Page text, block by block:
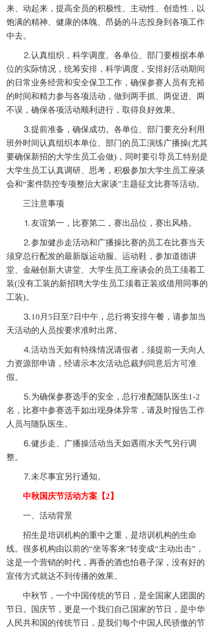
来、动起来，提高全员的积极性、主动性、创造性，以
饱满的精神、健康的体魄、昂扬的斗志投身到各项工作
中去。
⒉认真组织，科学调度。各单位、部门要根据本单
位的实际情况，统筹安排，科学调度，安排好活动期间
的日常业务经营和安全保卫工作，确保参赛人员有充裕
的时间和精力参与各项活动，做到两手抓、两促进、两
不误，确保各项活动顺利进行，取得良好效果。
⒊提前准备，确保成功。各单位、部门要充分利用
班外时间认真组织本单位、部门的员工演练广播操(尤其
要确保新招的大学生员工会做)，同时要引导员工特别是
大学生员工认真调研、思考，积极参加大学生员工座谈
会和“案件防控专项整治大家谈”主题征文比赛等活动。
三注意事项
⒈友谊第一，比赛第二，赛出品位，赛出风格。
⒉参加健步走活动和广播操比赛的员工在比赛当天
须穿总行配发的最新版运动服、运动鞋，参加道德讲
堂、金融创新大讲堂、大学生员工座谈会的员工须着工
装(没有工装的新招聘大学生员工须着正装或借用同事的
工装)。
⒊10月5日至7日中午，总行将安排午餐，请参加当
天活动的人员按要求准时出席。
⒋活动当天如有特殊情况请假者，须提前一天向人
力资源部申请，经请示本次活动总裁判同意后方可准
假。
⒌为确保参赛选手的安全，总行准配随队医生1-2
名，比赛中参赛选手如出现身体异常，请及时报告工作
人员与随队医生。
⒍健步走、广播操活动当天如遇雨水天气另行调
整。
⒎未尽事宜另行通知。
中秋国庆节活动方案【2】
一、活动背景
招生是培训机构的重中之重，是培训机构的生命
线。很多机构由以前的“坐等客来”转变成“主动出击”，
这是一个营销的时代，再香的酒也怕巷子深，没有好的
宣传方式就达不到传播的效果。
中秋节，一个中国传统的节日，是全国家人团圆的
节日。国庆节，更是一个我们自己国家的节日，是中华
人民共和国的传统节日，是我们每个中国人民骄傲的节